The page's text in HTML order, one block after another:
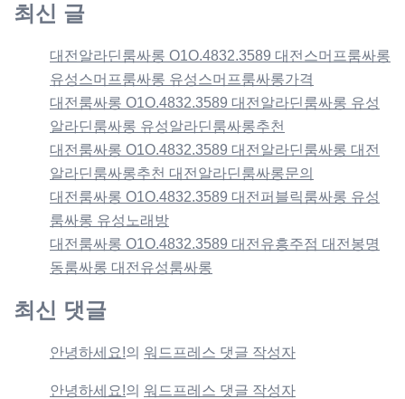
최신 글
대전알라딘룸싸롱 O1O.4832.3589 대전스머프룸싸롱
유성스머프룸싸롱 유성스머프룸싸롱가격
대전룸싸롱 O1O.4832.3589 대전알라딘룸싸롱 유성
알라딘룸싸롱 유성알라딘룸싸롱추천
대전룸싸롱 O1O.4832.3589 대전알라딘룸싸롱 대전
알라딘룸싸롱추천 대전알라딘룸싸롱문의
대전룸싸롱 O1O.4832.3589 대전퍼블릭룸싸롱 유성
룸싸롱 유성노래방
대전룸싸롱 O1O.4832.3589 대전유흥주점 대전봉명
동룸싸롱 대전유성룸싸롱
최신 댓글
안녕하세요!의 워드프레스 댓글 작성자
안녕하세요!의 워드프레스 댓글 작성자